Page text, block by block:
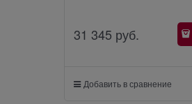
31 345 руб.
Добавить в сравнение